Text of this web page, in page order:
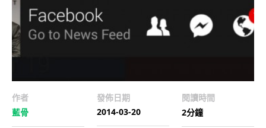
作者
藍骨
發佈日期
2014-03-20
閱讀時間
2分鐘